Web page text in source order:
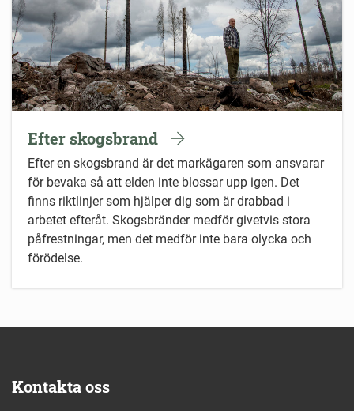
Efter skogsbrand
Efter en skogsbrand är det markägaren som ansvarar
för bevaka så att elden inte blossar upp igen. Det
finns riktlinjer som hjälper dig som är drabbad i
arbetet efteråt. Skogsbränder medför givetvis stora
påfrestningar, men det medför inte bara olycka och
förödelse.
Kontakta oss